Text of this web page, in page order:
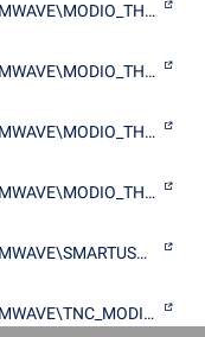
MODEMWAVE\MODIO_THN4236_MA
MODEMWAVE\MODIO_THN4236_MV
MODEMWAVE\MODIO_THN4237_MA
MODEMWAVE\MODIO_THN4237_MV
MODEMWAVE\SMARTUSB56
MODEMWAVE\TNC_MODIO_AD1821_MA